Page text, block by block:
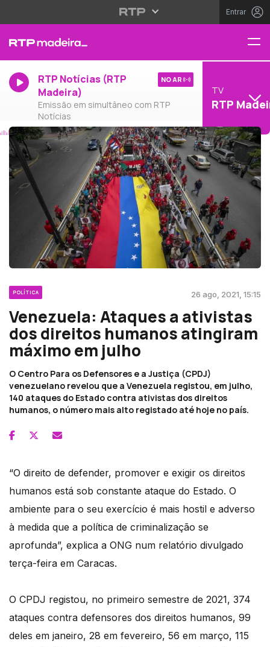
Entrar
RTP Notícias (RTP
Madeira)
Emissão em simultâneo com RTP
Notícias
NO AR
TV
RTP
POLÍTICA 26 ago, 2021, 15:15
Venezuela: Ataques a ativistas
dos direitos humanos atingiram
máximo em julho
O Centro Para os Defensores e a Justiça (CPDJ)
venezuelano revelou que a Venezuela registou, em julho,
140 ataques do Estado contra ativistas dos direitos
humanos, o número mais alto registado até hoje no país.
“O direito de defender, promover e exigir os direitos
humanos está sob constante ataque do Estado. O
ambiente para o seu exercício é mais hostil e adverso
à medida que a política de criminalização se
aprofunda”, explica a ONG num relatório divulgado
terça-feira em Caracas.
O CPDJ registou, no primeiro semestre de 2021, 374
ataques contra defensores dos direitos humanos, 99
deles em janeiro, 28 em fevereiro, 56 em março, 115